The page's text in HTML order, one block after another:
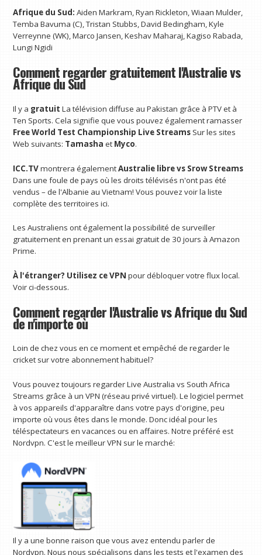
Afrique du Sud: Aiden Markram, Ryan Rickleton, Wiaan Mulder,
Temba Bavuma (C), Tristan Stubbs, David Bedingham, Kyle
Verreynne (WK), Marco Jansen, Keshav Maharaj, Kagiso Rabada,
Lungi Ngidi
Comment regarder gratuitement l'Australie vs
Afrique du Sud
Il y a gratuit La télévision diffuse au Pakistan grâce à PTV et à
Ten Sports. Cela signifie que vous pouvez également ramasser
Free World Test Championship Live Streams Sur les sites
Web suivants: Tamasha et Myco.
ICC.TVmontrera égalementAustralie libre vs Srow Streams
Dans une foule de pays où les droits télévisés n'ont pas été
vendus – de l'Albanie au Vietnam! Vous pouvez voir la liste
complète des territoires ici.
Les Australiens ont également la possibilité de surveiller
gratuitement en prenant un essai gratuit de 30 jours à Amazon
Prime.
À l'étranger? Utilisez ce VPN pour débloquer votre flux local.
Voir ci-dessous.
Comment regarder l'Australie vs Afrique du Sud
de n'importe où
Loin de chez vous en ce moment et empêché de regarder le
cricket sur votre abonnement habituel?
Vous pouvez toujours regarder Live Australia vs South Africa
Streams grâce à un VPN (réseau privé virtuel). Le logiciel permet
à vos appareils d'apparaître dans votre pays d'origine, peu
importe où vous êtes dans le monde. Donc idéal pour les
téléspectateurs en vacances ou en affaires. Notre préféré est
Nordvpn. C'est le meilleur VPN sur le marché:
Il y a une bonne raison que vous avez entendu parler de
Nordvpn. Nous nous spécialisons dans les tests et l'examen des